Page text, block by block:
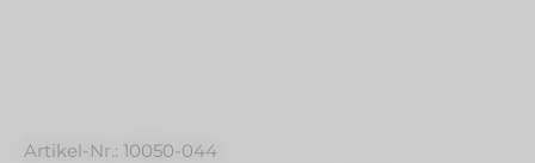
Artikel-Nr.: 10050-044